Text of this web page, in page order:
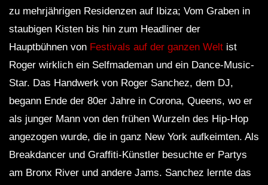
zu mehrjährigen Residenzen auf Ibiza; Vom Graben in
staubigen Kisten bis hin zum Headliner der
Hauptbühnen von Festivals auf der ganzen Welt ist
Roger wirklich ein Selfmademan und ein Dance-Music-
Star. Das Handwerk von Roger Sanchez, dem DJ,
begann Ende der 80er Jahre in Corona, Queens, wo er
als junger Mann von den frühen Wurzeln des Hip-Hop
angezogen wurde, die in ganz New York aufkeimten. Als
Breakdancer und Graffiti-Künstler besuchte er Partys
am Bronx River und andere Jams. Sanchez lernte das